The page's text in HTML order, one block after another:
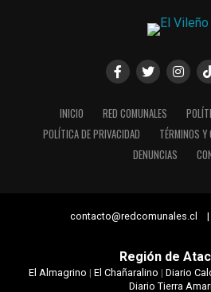
INICIO RED COMUNALES
POLÍTICA DE PRIVACIDAD
TÉRMINOS Y
DENUNCIAS
contacto@redcomunales.cl
Región de
El Almagrino | El Chañaralino | Diario
Diario Tierra